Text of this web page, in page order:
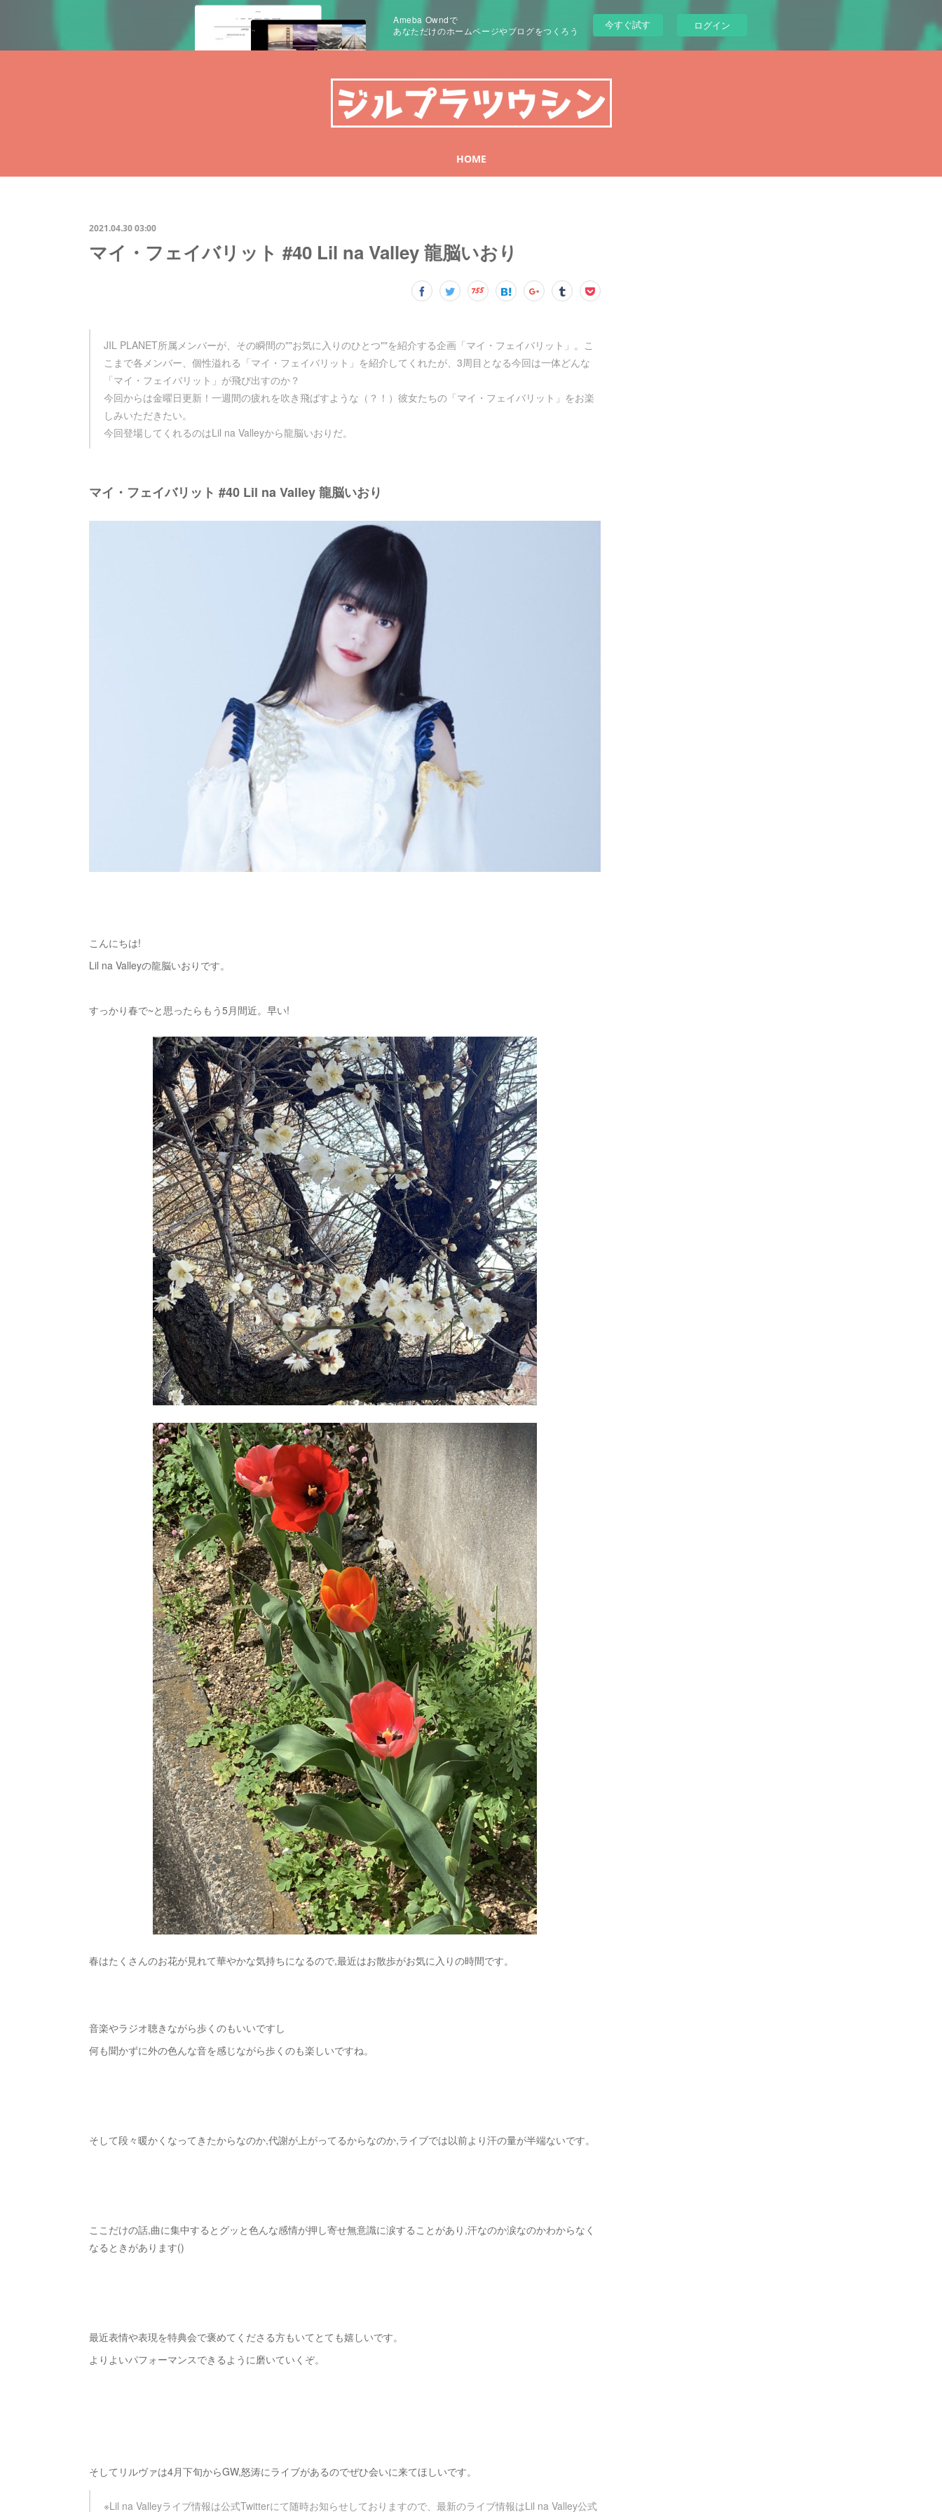
Ameba Owndで
あなただけのホームページやブログをつくろう
今すぐ試す ログイン
HOME
2021.04.30 03:00
マイ・フェイバリット #40 Lil na Valley 龍脳いおり
JIL PLANET所属メンバーが、その瞬間の""お気に入りのひとつ""を紹介する企画「マイ・フェイバリット」。こ
こまで各メンバー、個性溢れる「マイ・フェイバリット」を紹介してくれたが、3周目となる今回は一体どんな
「マイ・フェイバリット」が飛び出すのか？
今回からは金曜日更新！一週間の疲れを吹き飛ばすような（？！）彼女たちの「マイ・フェイバリット」をお楽
しみいただきたい。
今回登場してくれるのはLil na Valleyから龍脳いおりだ。
マイ・フェイバリット #40 Lil na Valley 龍脳いおり
こんにちは!
Lil na Valleyの龍脳いおりです。
すっかり春で~と思ったらもう5月間近。早い!
春はたくさんのお花が見れて華やかな気持ちになるので,最近はお散歩がお気に入りの時間です。
音楽やラジオ聴きながら歩くのもいいですし
何も聞かずに外の色んな音を感じながら歩くのも楽しいですね。
そして段々暖かくなってきたからなのか,代謝が上がってるからなのか,ライブでは以前より汗の量が半端ないです。
ここだけの話,曲に集中するとグッと色んな感情が押し寄せ無意識に涙することがあり,汗なのか涙なのかわからなく
なるときがあります()
最近表情や表現を特典会で褒めてくださる方もいてとても嬉しいです。
よりよいパフォーマンスできるように磨いていくぞ。
そしてリルヴァは4月下旬からGW,怒涛にライブがあるのでぜひ会いに来てほしいです。
※Lil na Valleyライブ情報は公式Twitterにて随時お知らせしておりますので、最新のライブ情報はLil na Valley公式